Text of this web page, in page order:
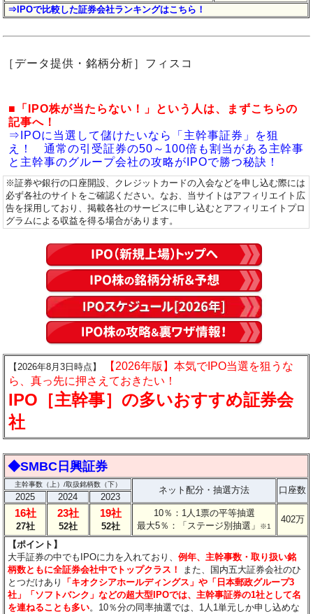
⇒IPOで比較した証券会社ランキングはこちら！
［データ提供・銘柄分析］フィスコ
■「IPO株が当たらない！」という人は、まずこちらの
記事へ！
⇒IPOに当選して儲けたいなら「主幹事証券」を狙
え！ 通常の引受証券の50～100倍も割当がある主幹事
と主幹事のグループ会社の攻略がIPOで勝つ秘訣！
※証券や銀行の口座開設、クレジットカードの入会などを申し込む際には
必ず各社のサイトをご確認ください。なお、当サイトはアフィリエイト広
告を採用しており、掲載各社のサービスに申し込むとアフィリエイトプロ
グラムによる収益を得る場合があります。
【2026年8月3日時点】
【2026年版】本気でIPO当選を狙うな
ら、真っ先に押さえておきたい！
IPO［主幹事］の多いおすすめ証券会
社
◆SMBC日興証券
主幹事数（上）/取扱銘柄数（下）
ネット配分・抽選方法 口座数
2025 2024 2023
16社
27社
23社
52社
19社
52社
10％：1人1票の平等抽選
最大5％：「ステージ別抽選」
※1
402万
【ポイント】
大手証券の中でもIPOに力を入れており、例年、主幹事数・取り扱い銘
柄数ともに全証券会社中でトップクラス！
また、国内五大証券会社のひ
とつだけあり
「キオクシアホールディングス」や「日本郵政グループ3
社」「ソフトバンク」などの超大型IPOでは、主幹事証券の1社として名
を連ねることも多い。10％分の同率抽選では、1人1単元しか申し込めな